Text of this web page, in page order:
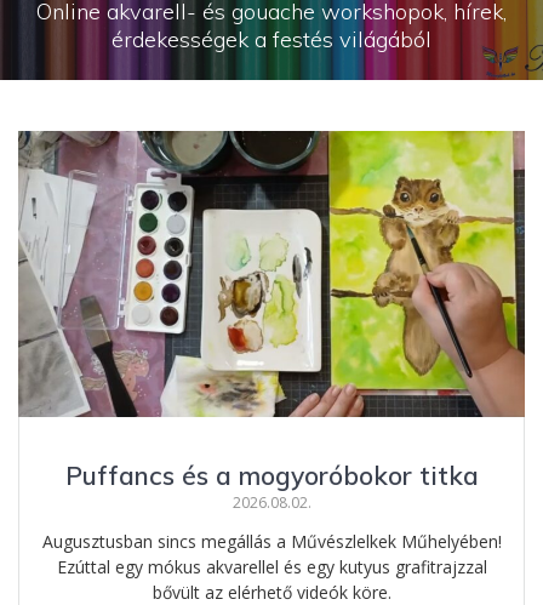
Online akvarell- és gouache workshopok, hírek,
érdekességek a festés világából
Puffancs és a mogyoróbokor titka
2026.08.02.
Augusztusban sincs megállás a Művészlelkek Műhelyében!
Ezúttal egy mókus akvarellel és egy kutyus grafitrajzzal
bővült az elérhető videók köre.